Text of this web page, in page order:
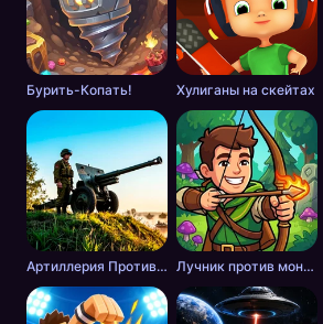
Бурить-Копать! Хулиганы на скейтах
Артиллерия Против Танков Лучник против монстров